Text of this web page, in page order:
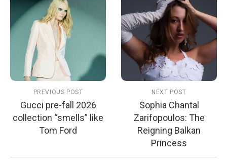
PREVIOUS POST
Gucci pre-fall 2026
collection “smells” like
Tom Ford
NEXT POST
Sophia Chantal
Zarifopoulos: The
Reigning Balkan
Princess